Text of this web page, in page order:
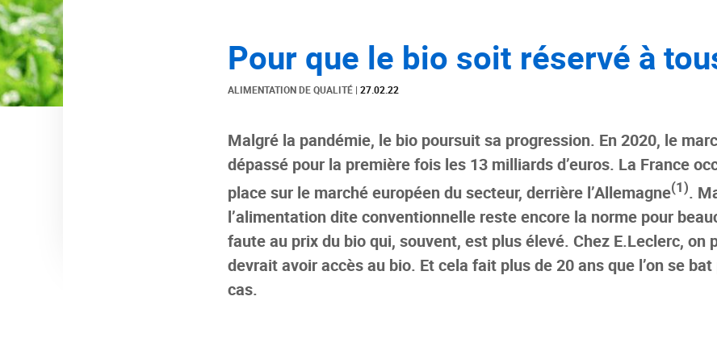
Pour que le bio soit réservé à
ALIMENTATION DE QUALITÉ | 27.02.22
Malgré la pandémie, le bio poursuit sa progression. En 2020, le
dépassé pour la première fois les 13 milliards d’euros. La France
place sur le marché européen du secteur, derrière l’Allemagne(1).
l’alimentation dite conventionnelle reste encore la norme pour
faute au prix du bio qui, souvent, est plus élevé. Chez E.Leclerc, on
devrait avoir accès au bio. Et cela fait plus de 20 ans que l’on se
cas.